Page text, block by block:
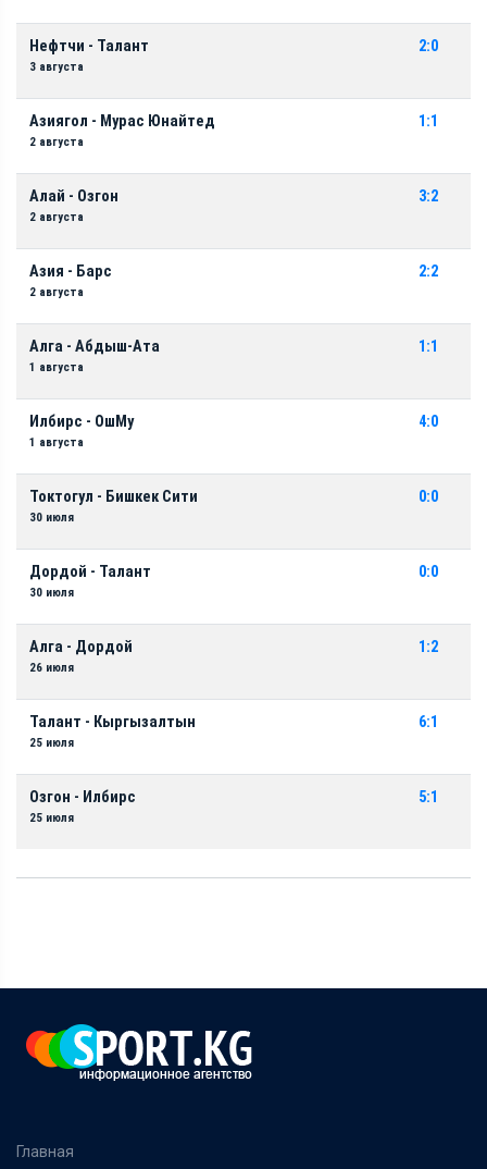
Нефтчи - Талант
3 августа
2:0
Азиягол - Мурас Юнайтед
2 августа
1:1
Алай - Озгон
2 августа
3:2
Азия - Барс
2 августа
2:2
Алга - Абдыш-Ата
1 августа
1:1
Илбирс - ОшМу
1 августа
4:0
Токтогул - Бишкек Сити
30 июля
0:0
Дордой - Талант
30 июля
0:0
Алга - Дордой
26 июля
1:2
Талант - Кыргызалтын
25 июля
6:1
Озгон - Илбирс
25 июля
5:1
Главная